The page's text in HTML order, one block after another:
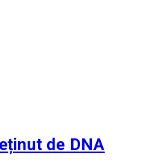
de DNA